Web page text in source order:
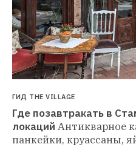
ГИД THE VILLAGE
Где позавтракать в
локаций Антикварное
панкейки, круассаны,